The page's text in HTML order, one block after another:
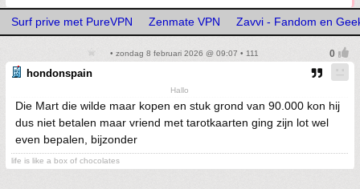
Surf prive met PureVPN Zenmate VPN Zavvi - Fandom en
• zondag 8 februari 2026 @ 09:07 • 111
hondonspain
Hallo
Die Mart die wilde maar kopen en stuk grond van 90.000 kon hij
dus niet betalen maar vriend met tarotkaarten ging zijn lot wel
even bepalen, bijzonder
life is like a box of chocolates